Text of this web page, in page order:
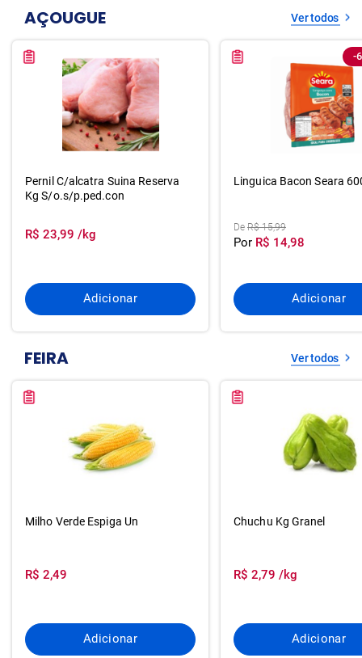
AÇOUGUE Ver todos
Pernil C/alcatra Suina Reserva
Kg S/o.s/p.ped.con
R$ 23,99 /kg
Adicionar
-
Linguica Bacon Seara
De R$ 15,99
Por R$ 14,98
Adicionar
FEIRA Ver todos
Milho Verde Espiga Un
R$ 2,49
Adicionar
Chuchu Kg Granel
R$ 2,79 /kg
Adicionar